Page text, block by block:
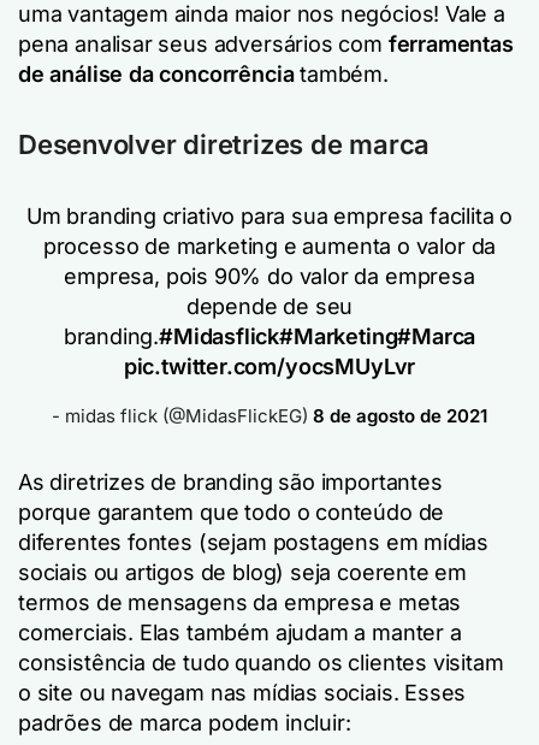
uma vantagem ainda maior nos negócios! Vale a
pena analisar seus adversários com ferramentas
de análise da concorrênciatambém.
Desenvolver diretrizes de marca
Um branding criativo para sua empresa facilita o
processo de marketing e aumenta o valor da
empresa, pois 90% do valor da empresa
depende de seu
branding.#Midasflick#Marketing#Marca
pic.twitter.com/yocsMUyLvr
- midas flick (@MidasFlickEG) 8 de agosto de 2021
As diretrizes de branding são importantes
porque garantem que todo o conteúdo de
diferentes fontes (sejam postagens em mídias
sociais ou artigos de blog) seja coerente em
termos de mensagens da empresa e metas
comerciais. Elas também ajudam a manter a
consistência de tudo quando os clientes visitam
o site ou navegam nas mídias sociais. Esses
padrões de marca podem incluir: